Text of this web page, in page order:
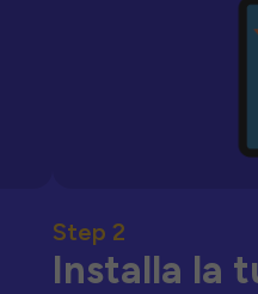
Step 2
Installa la